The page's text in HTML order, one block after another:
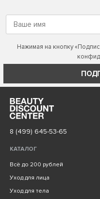
Нажимая на кнопку
8 (499) 645-53-65
КАТАЛОГ
Всё до 200 рублей
Уход для лица
Уход для тела